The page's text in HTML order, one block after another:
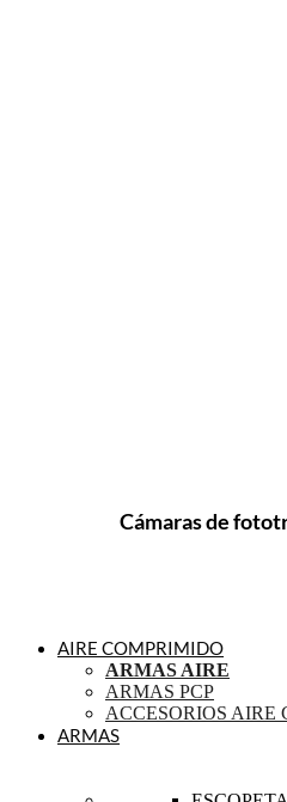
Cámaras de
AIRE COMPRIMIDO
ARMAS AIRE
ARMAS PCP
ACCESORIOS AIRE
ARMAS